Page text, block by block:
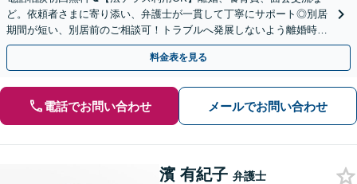
ど。依頼者さまに寄り添い、弁護士が一貫して丁寧にサポート◎別居
期間が短い、別居前のご相談可！トラブルへ発展しないよう離婚時の
取り決めもアドバイス。まずはお電話を【四条烏丸5分】
料金表を見る
電話でお問い合わせ メールでお問い合わせ
濱 有紀子 弁護士